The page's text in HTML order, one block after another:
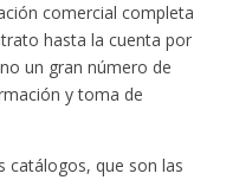
comercial completa
hasta la cuenta por
un gran número de
y toma de
catálogos, que son las